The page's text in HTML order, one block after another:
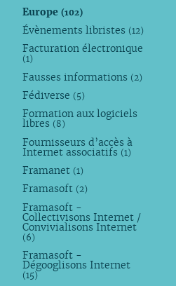
Europe(102)
Évènements libristes (12)
Facturation électronique
(1)
Fausses informations (2)
Fédiverse (5)
Formation aux logiciels
libres (8)
Fournisseurs d’accès à
Internet associatifs (1)
Framanet (1)
Framasoft (2)
Framasoft -
Collectivisons Internet /
Convivialisons Internet
(6)
Framasoft -
Dégooglisons Internet
(15)